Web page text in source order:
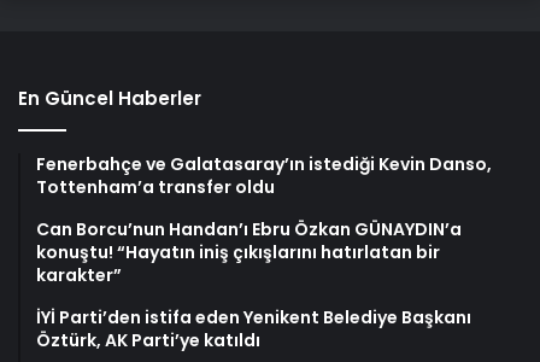
En Güncel Haberler
Fenerbahçe ve Galatasaray’ın istediği Kevin Danso,
Tottenham’a transfer oldu
Can Borcu’nun Handan’ı Ebru Özkan GÜNAYDIN’a
konuştu! “Hayatın iniş çıkışlarını hatırlatan bir
karakter”
İYİ Parti’den istifa eden Yenikent Belediye Başkanı
Öztürk, AK Parti’ye katıldı